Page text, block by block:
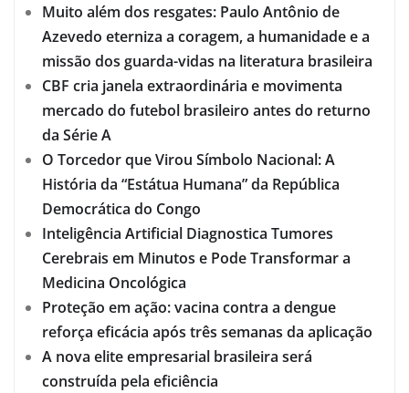
Muito além dos resgates: Paulo Antônio de
Azevedo eterniza a coragem, a humanidade e a
missão dos guarda-vidas na literatura brasileira
CBF cria janela extraordinária e movimenta
mercado do futebol brasileiro antes do returno
da Série A
O Torcedor que Virou Símbolo Nacional: A
História da “Estátua Humana” da República
Democrática do Congo
Inteligência Artificial Diagnostica Tumores
Cerebrais em Minutos e Pode Transformar a
Medicina Oncológica
Proteção em ação: vacina contra a dengue
reforça eficácia após três semanas da aplicação
A nova elite empresarial brasileira será
construída pela eficiência